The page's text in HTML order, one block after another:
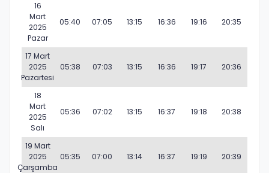
16
Mart
2025
Pazar
05:40 07:05 13:15 16:36 19:16 20:35
17 Mart
2025
Pazartesi
05:38 07:03 13:15 16:36 19:17 20:36
18
Mart
2025
Salı
05:36 07:02 13:15 16:37 19:18 20:38
19 Mart
2025
Çarşamba
05:35 07:00 13:14 16:37 19:19 20:39